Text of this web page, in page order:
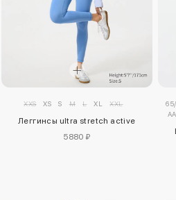
XXS XS S M L XL XXL
Леггинсы ultra stretch active
5880 ₽